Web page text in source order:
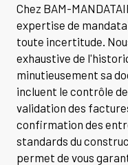
Chez BAM-
expertise de
toute incertitude.
exhaustive de
minutieusement sa
incluent le contrôle
validation des
confirmation des
standards du
permet de vous